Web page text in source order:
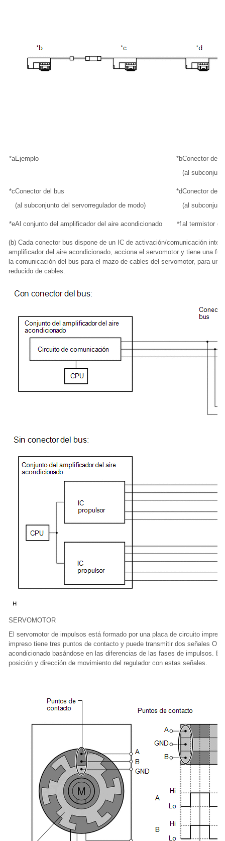
*aEjemplo *bConector del
(al
*cConector del bus
(al subconjunto del servorregulador de modo)
*dConector del
(al
*eAl conjunto del amplificador del aire acondicionado *fal termistor
(b) Cada conector bus dispone de un IC de activación/comunicación
amplificador del aire acondicionado, acciona el servomotor y tiene una
la comunicación del bus para el mazo de cables del servomotor, para
reducido de cables.
SERVOMOTOR
El servomotor de impulsos está formado por una placa de circuito
impreso tiene tres puntos de contacto y puede transmitir dos señales
acondicionado basándose en las diferencias de las fases de impulsos.
posición y dirección de movimiento del regulador con estas señales.